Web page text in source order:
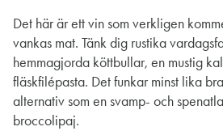
Det här är ett vin som verkligen
vankas mat. Tänk dig rustika
hemmagjorda köttbullar, en mustig
fläskfilépasta. Det funkar minst lika
alternativ som en svamp- och
broccolipaj.